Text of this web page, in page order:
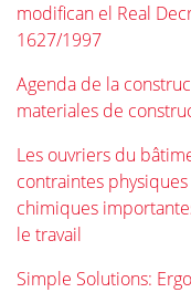
modifican el Real
1627/1997
Agenda de la
materiales de
Les ouvriers du
contraintes
chimiques
le travail
Simple Solutions: